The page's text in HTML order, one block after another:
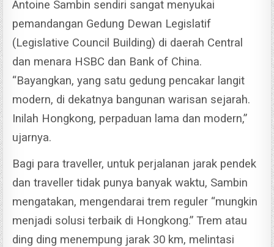
Antoine Sambin sendiri sangat menyukai
pemandangan Gedung Dewan Legislatif
(Legislative Council Building) di daerah Central
dan menara HSBC dan Bank of China.
“Bayangkan, yang satu gedung pencakar langit
modern, di dekatnya bangunan warisan sejarah.
Inilah Hongkong, perpaduan lama dan modern,”
ujarnya.
Bagi para traveller, untuk perjalanan jarak pendek
dan traveller tidak punya banyak waktu, Sambin
mengatakan, mengendarai trem reguler “mungkin
menjadi solusi terbaik di Hongkong.”Trem atau
ding ding menempung jarak 30 km, melintasi